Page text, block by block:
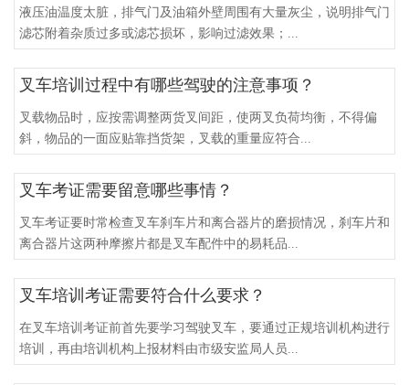
液压油温度太脏，排气门及油箱外壁周围有大量灰尘，说明排气门
滤芯附着杂质过多或滤芯损坏，影响过滤效果；...
叉车培训过程中有哪些驾驶的注意事项？
叉载物品时，应按需调整两货叉间距，使两叉负荷均衡，不得偏
斜，物品的一面应贴靠挡货架，叉载的重量应符合...
叉车考证需要留意哪些事情？
叉车考证要时常检查叉车刹车片和离合器片的磨损情况，刹车片和
离合器片这两种摩擦片都是叉车配件中的易耗品...
叉车培训考证需要符合什么要求？
在叉车培训考证前首先要学习驾驶叉车，要通过正规培训机构进行
培训，再由培训机构上报材料由市级安监局人员...